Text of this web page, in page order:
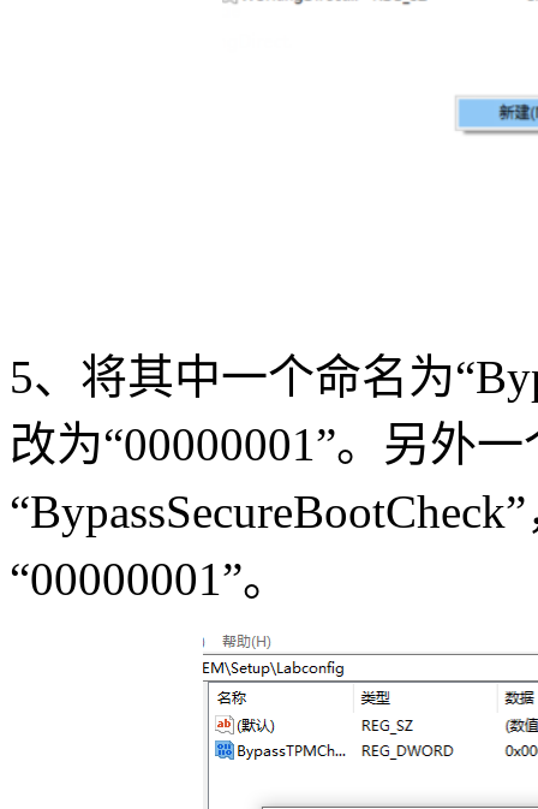
5、将其中一个命名为“
改为“00000001”。另外
“BypassSecureBootCheck
“00000001”。